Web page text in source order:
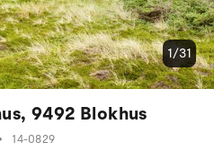
9492 Blokhus
14-0829
1/31